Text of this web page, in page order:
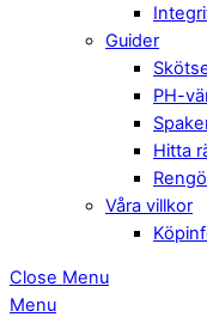
Guider
PH-
Hitta
Våra villkor
Close Menu
Menu